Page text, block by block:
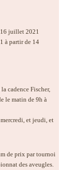
juillet 2021
à partir de 14
cadence Fischer,
le matin de 9h à
et jeudi, et
de prix par tournoi
des aveugles.